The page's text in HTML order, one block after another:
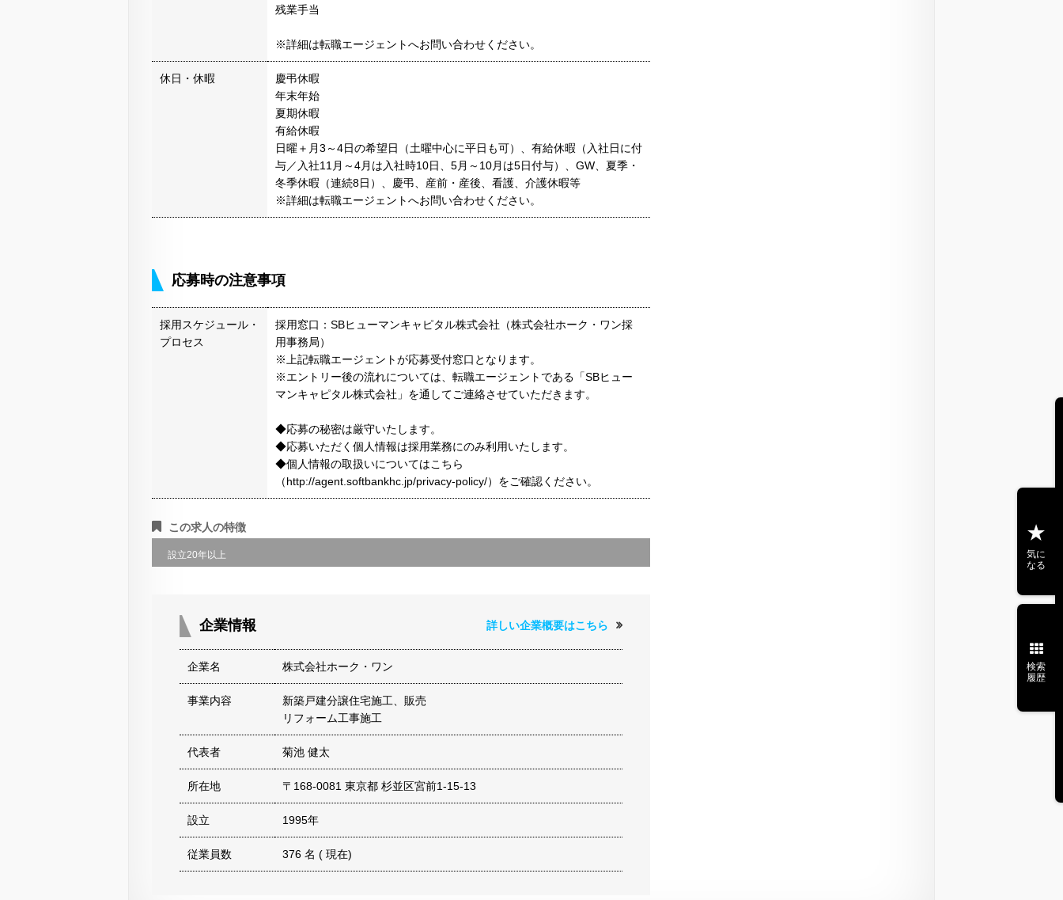
残業手当
※詳細は転職エージェントへお問い合わせください。
休日・休暇
慶弔休暇
年末年始
夏期休暇
有給休暇
日曜＋月3～4日の希望日（土曜中心に平日も可）、有給休暇（入社日に付
与／入社11月～4月は入社時10日、5月～10月は5日付与）、GW、夏季・
冬季休暇（連続8日）、慶弔、産前・産後、看護、介護休暇等
※詳細は転職エージェントへお問い合わせください。
応募時の注意事項
採用スケジュール・
プロセス
採用窓口：SBヒューマンキャピタル株式会社（株式会社ホーク・ワン採
用事務局）
※上記転職エージェントが応募受付窓口となります。
※エントリー後の流れについては、転職エージェントである「SBヒュー
マンキャピタル株式会社」を通してご連絡させていただきます。
◆応募の秘密は厳守いたします。
◆応募いただく個人情報は採用業務にのみ利用いたします。
◆個人情報の取扱いについてはこちら
（http://agent.softbankhc.jp/privacy-policy/）をご確認ください。
この求人の特徴
設立20年以上
企業情報 詳しい企業概要はこちら
企業名 株式会社ホーク・ワン
事業内容
新築戸建分譲住宅施工、販売
リフォーム工事施工
代表者 菊池 健太
所在地 〒168-0081 東京都 杉並区宮前1-15-13
設立 1995年
従業員数 376 名 ( 現在)
気に
なる
検索
履歴